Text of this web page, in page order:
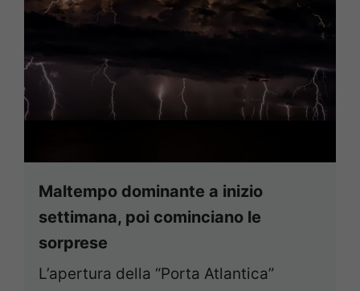
Maltempo dominante a inizio
settimana, poi cominciano le
sorprese
L’apertura della “Porta Atlantica”